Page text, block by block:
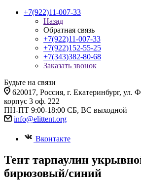
+7(922)11-007-33
Назад
Обратная связь
+7(922)11-007-33
+7(922)152-55-25
+7(343)382-80-68
Заказать звонок
Будьте на связи
620017, Россия, г. Екатеринбург, ул.
корпус 3 оф. 222
ПН-ПТ 9:00-18:00 СБ, ВС выходной
info@elittent.org
Вконтакте
Тент тарпаулин
бирюзовый/синий